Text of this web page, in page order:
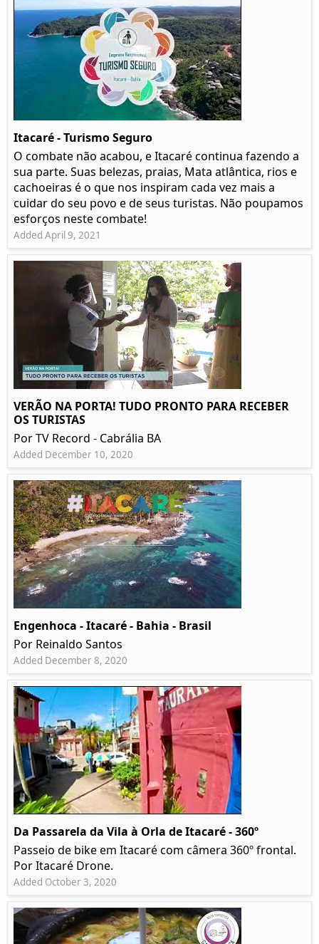
Itacaré - Turismo Seguro
O combate não acabou, e Itacaré continua fazendo a
sua parte. Suas belezas, praias, Mata atlântica, rios e
cachoeiras é o que nos inspiram cada vez mais a
cuidar do seu povo e de seus turistas. Não poupamos
esforços neste combate!
Added April 9, 2021
VERÃO NA PORTA! TUDO PRONTO PARA RECEBER
OS TURISTAS
Por TV Record - Cabrália BA
Added December 10, 2020
Engenhoca - Itacaré - Bahia - Brasil
Por Reinaldo Santos
Added December 8, 2020
Da Passarela da Vila à Orla de Itacaré - 360º
Passeio de bike em Itacaré com câmera 360º frontal.
Por Itacaré Drone.
Added October 3, 2020